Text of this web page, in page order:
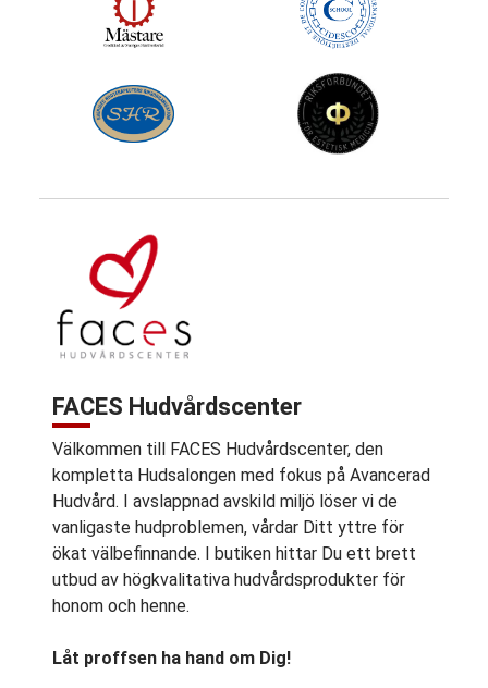
FACES Hudvårdscenter
Välkommen till FACES Hudvårdscenter, den
kompletta Hudsalongen med fokus på Avancerad
Hudvård. I avslappnad avskild miljö löser vi de
vanligaste hudproblemen, vårdar Ditt yttre för
ökat välbefinnande. I butiken hittar Du ett brett
utbud av högkvalitativa hudvårdsprodukter för
honom och henne.
Låt proffsen ha hand om Dig!